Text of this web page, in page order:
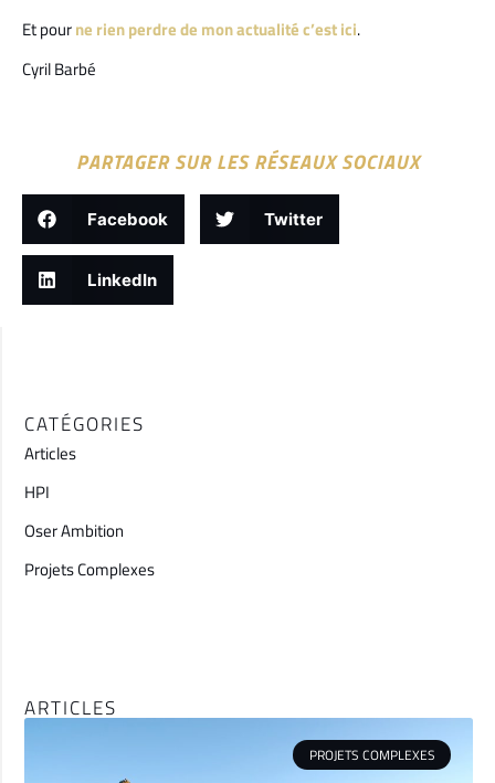
Et pourne rien perdre de mon actualité c’est ici.
Cyril Barbé
PARTAGER SUR LES RÉSEAUX SOCIAUX
Facebook Twitter
LinkedIn
CATÉGORIES
Articles
HPI
Oser Ambition
Projets Complexes
ARTICLES
PROJETS COMPLEXES